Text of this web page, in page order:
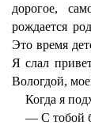
дорогое,
рождается
Это время
Я слал
Вологдой,
Когда я
— С тобой